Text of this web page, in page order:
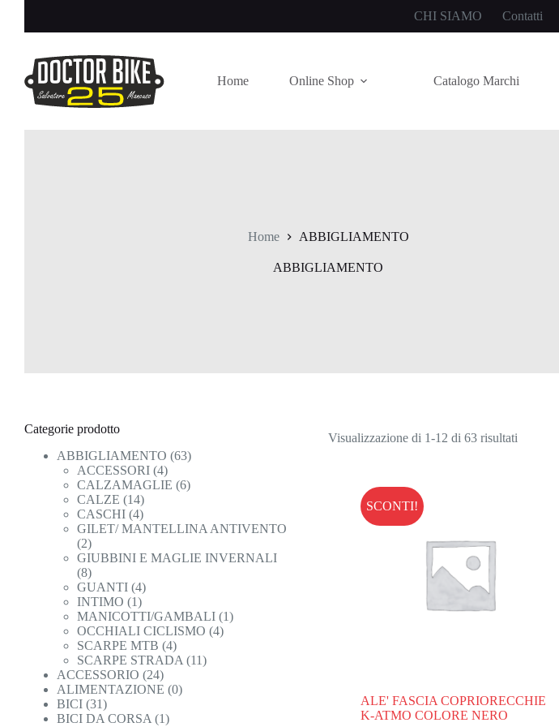
contenuto
CHI SIAMO Contatti
Home Online Shop Catalogo Marchi
Home ABBIGLIAMENTO
ABBIGLIAMENTO
Visualizzazione di 1-12 di 63 risultati
SCONTI!
ALE' FASCIA COPRIORECCHIE
K-ATMO COLORE NERO
Categorie prodotto
ABBIGLIAMENTO (63)
ACCESSORI (4)
CALZAMAGLIE (6)
CALZE (14)
CASCHI (4)
GILET/ MANTELLINA ANTIVENTO
(2)
GIUBBINI E MAGLIE INVERNALI
(8)
GUANTI (4)
INTIMO (1)
MANICOTTI/GAMBALI (1)
OCCHIALI CICLISMO (4)
SCARPE MTB (4)
SCARPE STRADA (11)
ACCESSORIO (24)
ALIMENTAZIONE (0)
BICI (31)
BICI DA CORSA (1)